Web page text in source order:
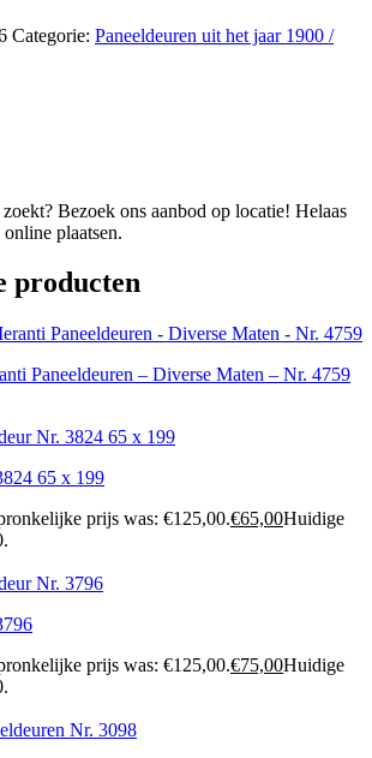
Categorie: Paneeldeuren uit het jaar 1900 /
Bezoek ons aanbod op locatie! Helaas
plaatsen.
producten
Paneeldeuren – Diverse Maten – Nr. 4759
65 x 199
prijs was: €125,00.€65,00Huidige
prijs was: €125,00.€75,00Huidige